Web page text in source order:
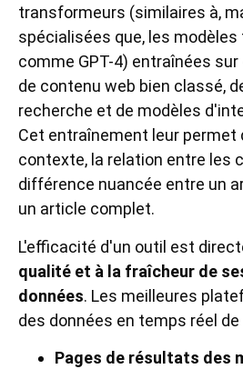
transformeurs (similaires à,
spécialisées que, les
comme GPT-4) entraînées
de contenu web bien classé,
recherche et de modèles
Cet entraînement leur permet
contexte, la relation entre les
différence nuancée entre un
un article complet.
L'efficacité d'un outil est
qualité et à la fraîcheur de
données. Les meilleures
des données en temps réel
Pages de résultats des